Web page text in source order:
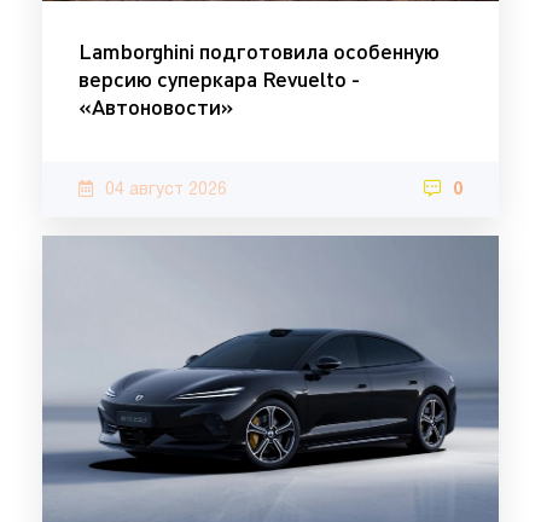
Lamborghini подготовила особенную
версию суперкара Revuelto -
«Автоновости»
04 август 2026 0